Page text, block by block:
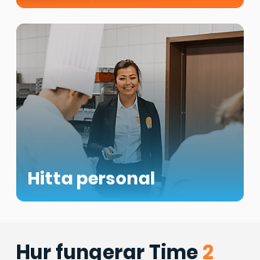
Hitta personal
Hur fungerar Time2